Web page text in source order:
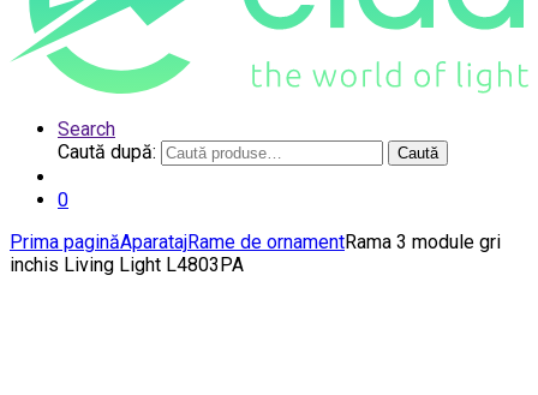
Search
Caută după:
Caută
0
Prima paginăAparatajRame de ornamentRama 3 module gri
inchis Living Light L4803PA